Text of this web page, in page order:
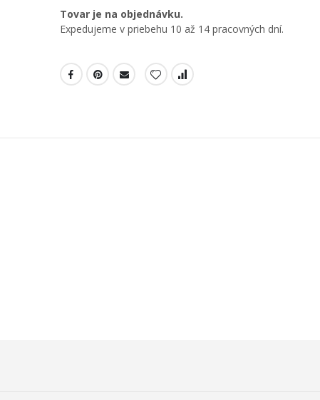
Tovar je na objednávku.
Expedujeme v priebehu 10 až 14 pracovných dní.